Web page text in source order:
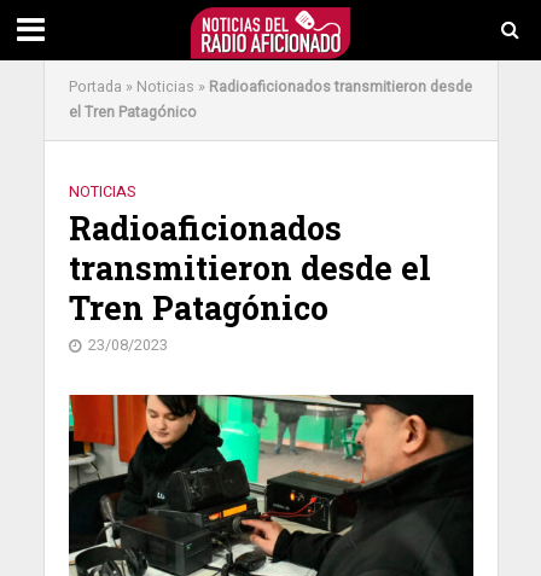
Portada » Noticias » Radioaficionados transmitieron desde
el Tren Patagónico
NOTICIAS
Radioaficionados
transmitieron desde el
Tren Patagónico
23/08/2023